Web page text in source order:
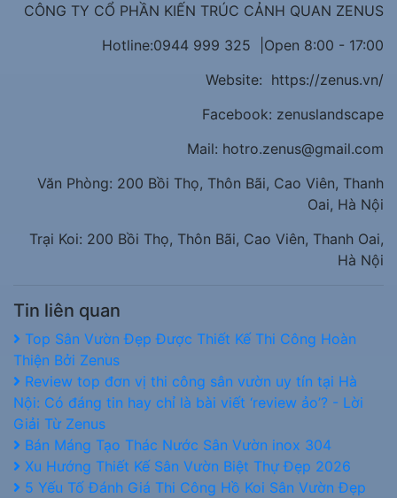
CÔNG TY CỔ PHẦN KIẾN TRÚC CẢNH QUAN ZENUS
Hotline:0944 999 325 |Open 8:00 - 17:00
Website: https://zenus.vn/
Facebook: zenuslandscape
Mail: hotro.zenus@gmail.com
Văn Phòng: 200 Bồi Thọ, Thôn Bãi, Cao Viên, Thanh
Oai, Hà Nội
Trại Koi: 200 Bồi Thọ, Thôn Bãi, Cao Viên, Thanh Oai,
Hà Nội
Tin liên quan
Top Sân Vườn Đẹp Được Thiết Kế Thi Công Hoàn
Thiện Bởi Zenus
Review top đơn vị thi công sân vườn uy tín tại Hà
Nội: Có đáng tin hay chỉ là bài viết ‘review ảo’? - Lời
Giải Từ Zenus
Bán Máng Tạo Thác Nước Sân Vườn inox 304
Xu Hướng Thiết Kế Sân Vườn Biệt Thự Đẹp 2026
5 Yếu Tố Đánh Giá Thi Công Hồ Koi Sân Vườn Đẹp